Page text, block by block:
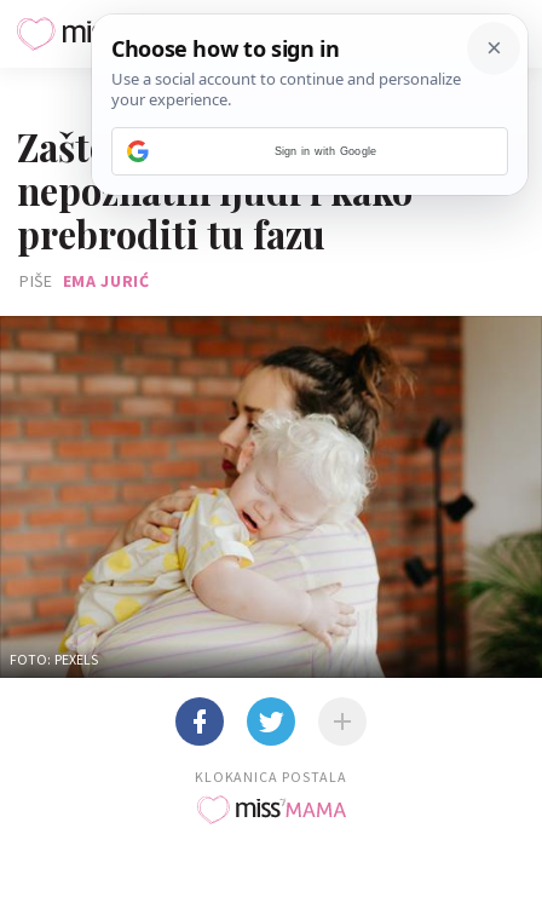
Zašto se beba najednom boji
nepoznatih ljudi i kako
prebroditi tu fazu
PIŠE EMA JURIĆ
FOTO: PEXELS
KLOKANICA POSTALA
Sign in with Google